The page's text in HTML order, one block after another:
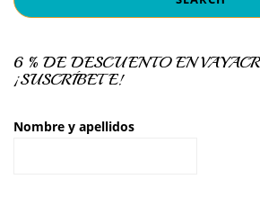
6 % DE DESCUENTO EN
¡SUSCRÍBETE!
Nombre y apellidos